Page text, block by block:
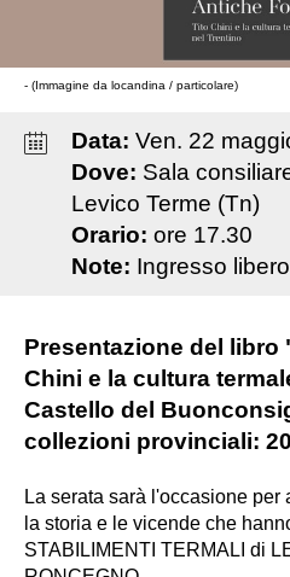
- (Immagine da locandina / particolare)
Data: Ven. 22
Dove: Sala
Levico Terme (Tn)
Orario: ore 17.30
Note: Ingresso libero
Presentazione del libro
Chini e la cultura
Castello del
collezioni provinciali:
La serata sarà l'occasione
la storia e le vicende che
STABILIMENTI TERMALI di